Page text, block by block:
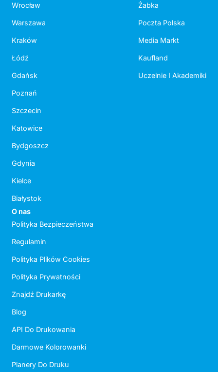
Wrocław
Warszawa
Kraków
Łódź
Gdańsk
Poznań
Szczecin
Katowice
Bydgoszcz
Gdynia
Kielce
Białystok
Żabka
Poczta Polska
Media Markt
Kaufland
Uczelnie I Akademiki
O nas
Polityka Bezpieczeństwa
Regulamin
Polityka Plików Cookies
Polityka Prywatności
Znajdź Drukarkę
Blog
API Do Drukowania
Darmowe Kolorowanki
Planery Do Druku